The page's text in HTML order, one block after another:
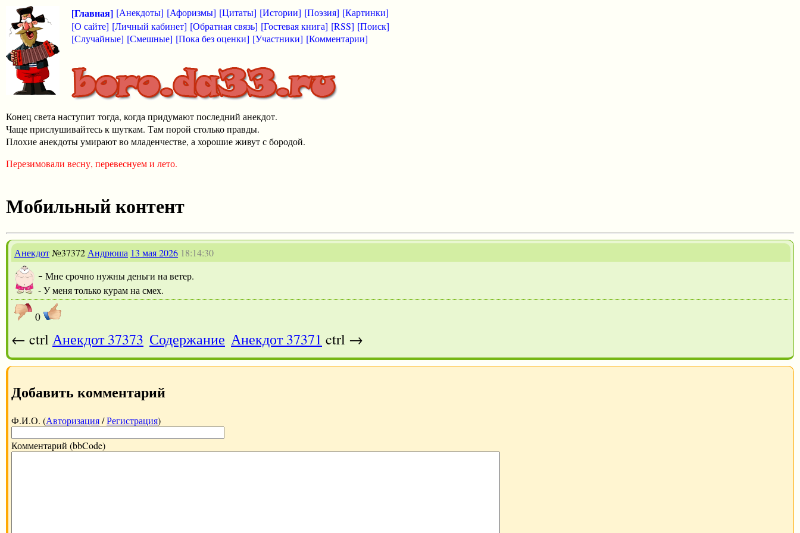
[Главная] [Анекдоты] [Афоризмы] [Цитаты] [Истории] [Поэзия] [Картинки]
[О сайте] [Личный кабинет] [Обратная связь] [Гостевая книга] [RSS] [Поиск]
[Случайные] [Смешные] [Пока без оценки] [Участники] [Комментарии]
Конец света наступит тогда, когда придумают последний анекдот.
Чаще прислушивайтесь к шуткам. Там порой столько правды.
Плохие анекдоты умирают во младенчестве, а хорошие живут с бородой.
Перезимовали весну, перевеснуем и лето.
Мобильный контент
Анекдот№37372 Андрюша 13 мая 2026 18:14:30
- Мне срочно нужны деньги на ветер.
- У меня только курам на смех.
0
← ctrl Анекдот 37373 Содержание Анекдот 37371 ctrl →
Добавить комментарий
Ф.И.О. (Авторизация/Регистрация)
Комментарий (bbCode)